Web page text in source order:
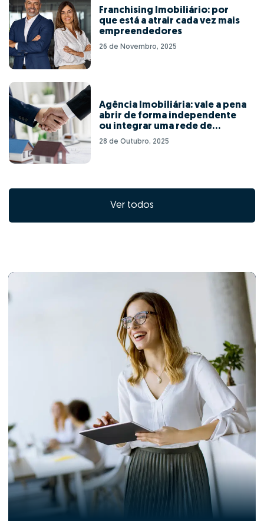
Franchising Imobiliário: por
que está a atrair cada vez mais
empreendedores
26 de Novembro, 2025
Agência Imobiliária: vale a pena
abrir de forma independente
ou integrar uma rede de
franchising?
28 de Outubro, 2025
Ver todos